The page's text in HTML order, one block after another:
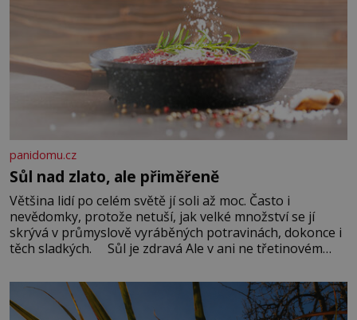
panidomu.cz
Sůl nad zlato, ale přiměřeně
Většina lidí po celém světě jí soli až moc. Často i
nevědomky, protože netuší, jak velké množství se jí
skrývá v průmyslově vyráběných potravinách, dokonce i
těch sladkých. Sůl je zdravá Ale v ani ne třetinovém
základní složky– sodík a chlór – jsou zásadní pro
správné hospodaření